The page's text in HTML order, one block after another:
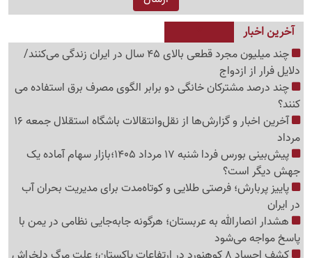
آخرین اخبار
چند میلیون مجرد قطعی بالای 45 سال در ایران زندگی می‌کنند/
دلایل فرار از ازدواج
چند درصد مشترکان خانگی دو برابر الگوی مصرف برق استفاده می
کنند؟
آخرین اخبار و گزارش‌ها از نقل‌وانتقالات باشگاه استقلال جمعه 16
مرداد
پیش‌بینی بورس فردا شنبه 17 مرداد 1405؛بازار سهام آماده یک
جهش دیگر است؟
پاییز پربارش؛ فرصتی طلایی و کوتاه‌مدت برای مدیریت بحران آب
در ایران
هشدار انصارالله به عربستان؛ هرگونه جابه‌جایی نظامی در یمن با
پاسخ مواجه می‌شود